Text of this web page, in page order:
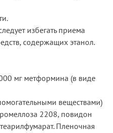
избегать приема
содержащих этанол.
мг метформина (в виде
веществами)
2208, повидон
Пленочная